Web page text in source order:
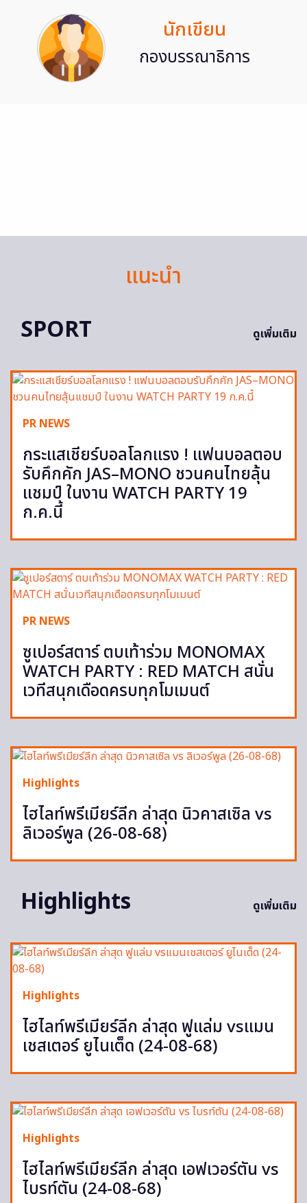
นักเขียน
กองบรรณาธิการ
แนะนำ
SPORT
ดูเพิ่มเติม
PR NEWS
กระแสเชียร์บอลโลกแรง ! แฟนบอลตอบ
รับคึกคัก JAS–MONO ชวนคนไทยลุ้น
แชมป์ ในงาน WATCH PARTY 19
ก.ค.นี้
PR NEWS
ซูเปอร์สตาร์ ตบเท้าร่วม MONOMAX
WATCH PARTY : RED MATCH สนั่น
เวทีสนุกเดือดครบทุกโมเมนต์
Highlights
ไฮไลท์พรีเมียร์ลีก ล่าสุด นิวคาสเซิล vs
ลิเวอร์พูล (26-08-68)
Highlights ดูเพิ่มเติม
Highlights
ไฮไลท์พรีเมียร์ลีก ล่าสุด ฟูแล่ม vsแมน
เชสเตอร์ ยูไนเต็ด (24-08-68)
Highlights
ไฮไลท์พรีเมียร์ลีก ล่าสุด เอฟเวอร์ตัน vs
ไบรท์ตัน (24-08-68)